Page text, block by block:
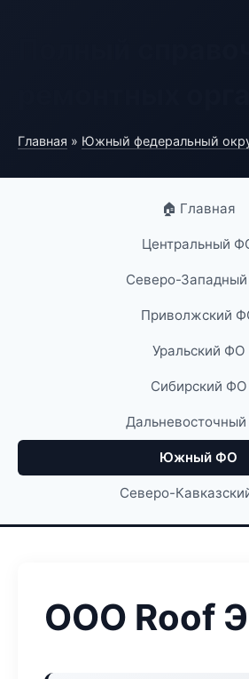
Главная » Южный федеральный
🏠 Главная
Центральный
Северо-
Приволжский
Уральский ФО
Сибирский ФО
Южный ФО
Северо-
ООО Roof